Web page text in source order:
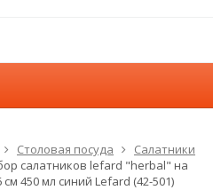
Столовая посуда
Салатники
салатников lefard "herbal" на
450 мл синий Lefard (42-501)